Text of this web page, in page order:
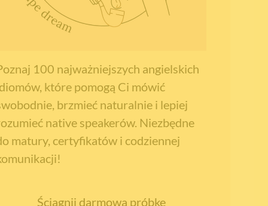
100 najważniejszych angielskich
które pomogą Ci mówić
brzmieć naturalnie i lepiej
native speakerów. Niezbędne
matury, certyfikatów i codziennej
Ściągnij darmową próbkę